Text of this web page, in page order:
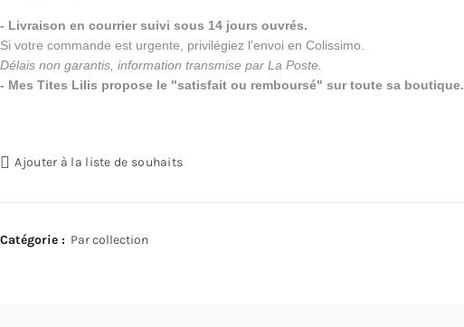
- Livraison en courrier suivi sous 14 jours ouvrés.
Si votre commande est urgente, privilégiez l’envoi en Colissimo.
Délais non garantis, information transmise par La Poste.
- Mes Tites Lilis propose le "satisfait ou remboursé" sur toute sa boutique.
Ajouter à la liste de souhaits
Catégorie : Par collection